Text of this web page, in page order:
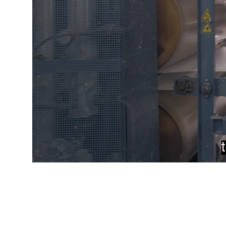
Événements
Contact
Recherche Avancée
Connexion
S'inscrire
IRELAND & REPUBLIC
OF IRELAND